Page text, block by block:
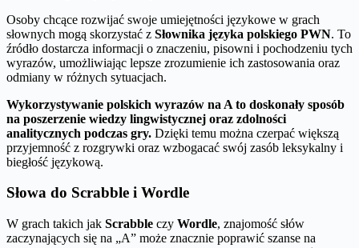
Osoby chcące rozwijać swoje umiejętności językowe w grach
słownych mogą skorzystać z Słownika języka polskiego PWN. To
źródło dostarcza informacji o znaczeniu, pisowni i pochodzeniu tych
wyrazów, umożliwiając lepsze zrozumienie ich zastosowania oraz
odmiany w różnych sytuacjach.
Wykorzystywanie polskich wyrazów na A to doskonały sposób
na poszerzenie wiedzy lingwistycznej oraz zdolności
analitycznych podczas gry. Dzięki temu można czerpać większą
przyjemność z rozgrywki oraz wzbogacać swój zasób leksykalny i
biegłość językową.
Słowa do Scrabble i Wordle
W grach takich jak Scrabble czy Wordle, znajomość słów
zaczynających się na „A” może znacznie poprawić szanse na